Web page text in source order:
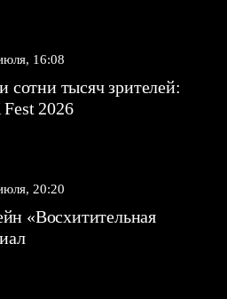
16:08
сотни тысяч зрителей:
2026
20:20
«Восхитительная